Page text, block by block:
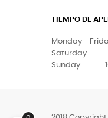
TIEMPO DE
Monday -
Saturday
Sunday ............